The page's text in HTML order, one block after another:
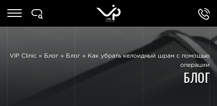
VIP Clinic » Блог » Блог »
Как убрать келоидный шрам с помощью
операции
БЛОГ